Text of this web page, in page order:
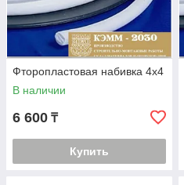
Фторопластовая набивка 4х4
В наличии
6 600 ₸
Купить